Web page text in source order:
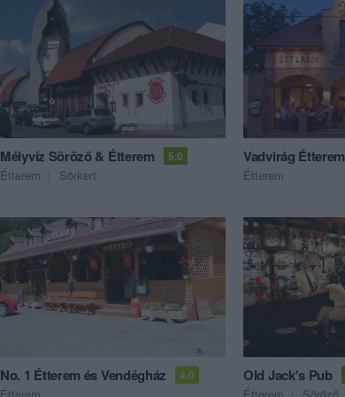
Mélyvíz Söröző & Étterem 5.0
Étterem Sörkert
Vadvirág Étterem
Étterem
No. 1 Étterem és Vendégház 4.0 Old Jack's Pub